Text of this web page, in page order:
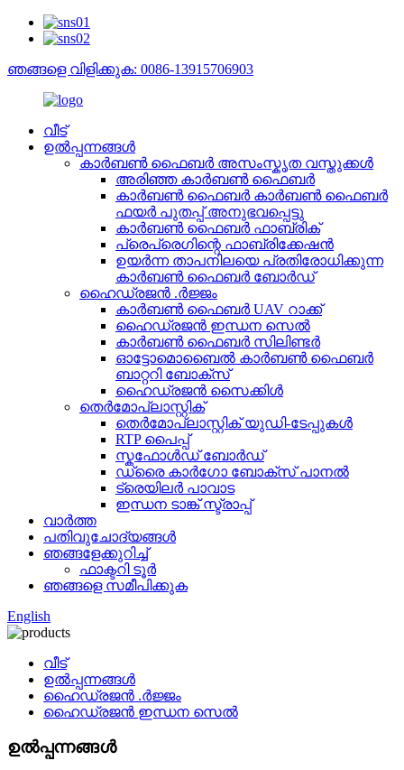
ഞങ്ങളെ വിളിക്കുക: 0086-13915706903
വീട്
ഉൽപ്പന്നങ്ങൾ
കാർബൺ ഫൈബർ അസംസ്കൃത വസ്തുക്കൾ
അരിഞ്ഞ കാർബൺ ഫൈബർ
കാർബൺ ഫൈബർ കാർബൺ ഫൈബർ
ഫയർ പുതപ്പ് അനുഭവപ്പെട്ടു
കാർബൺ ഫൈബർ ഫാബ്രിക്
പ്രെപ്രെഗിന്റെ ഫാബ്രിക്കേഷൻ
ഉയർന്ന താപനിലയെ പ്രതിരോധിക്കുന്ന
കാർബൺ ഫൈബർ ബോർഡ്
ഹൈഡ്രജൻ .ർജ്ജം
കാർബൺ ഫൈബർ UAV റാക്ക്
ഹൈഡ്രജൻ ഇന്ധന സെൽ
കാർബൺ ഫൈബർ സിലിണ്ടർ
ഓട്ടോമൊബൈൽ കാർബൺ ഫൈബർ
ബാറ്ററി ബോക്സ്
ഹൈഡ്രജൻ സൈക്കിൾ
തെർമോപ്ലാസ്റ്റിക്
തെർമോപ്ലാസ്റ്റിക് യുഡി-ടേപ്പുകൾ
RTP പൈപ്പ്
സ്കഫോൾഡ് ബോർഡ്
ഡ്രൈ കാർഗോ ബോക്സ് പാനൽ
ട്രെയിലർ പാവാട
ഇന്ധന ടാങ്ക് സ്ട്രാപ്പ്
വാർത്ത
പതിവുചോദ്യങ്ങൾ
ഞങ്ങളേക്കുറിച്ച്
ഫാക്ടറി ടൂർ
ഞങ്ങളെ സമീപിക്കുക
English
വീട്
ഉൽപ്പന്നങ്ങൾ
ഹൈഡ്രജൻ .ർജ്ജം
ഹൈഡ്രജൻ ഇന്ധന സെൽ
ഉൽപ്പന്നങ്ങൾ